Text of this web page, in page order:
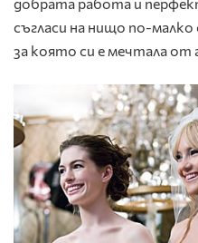
добрата работа и
съгласи на нищо по-
за която си е мечтала от